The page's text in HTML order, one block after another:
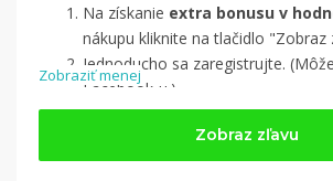
Na získanie extra bonusu v
nákupu kliknite na tlačidlo "Zobraz
Jednoducho sa zaregistrujte.
Facebook-u.)
Jednoducho sinájdite obchod,
(v ponuke je cca 1 500
Kliknite na tlačidlo
Zobraziť menej
Zobraz zľavu